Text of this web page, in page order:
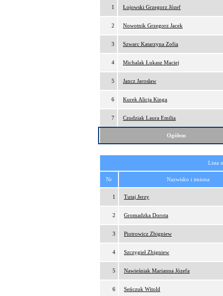
1 Łojowski Grzegorz Józef
2 Nowotnik Grzegorz Jacek
3 Szwarc Katarzyna Zofia
4 Michalak Łukasz Maciej
5 Jancz Jarosław
6 Kurek Alicja Kinga
7 Czudziak Laura Emilia
Ogółem
Lista
Nr Nazwisko i imiona
1 Tutaj Jerzy
2 Gromadzka Dorota
3 Piotrowicz Zbigniew
4 Szczygieł Zbigniew
5 Nawieśniak Marianna Józefa
6 Seńczuk Witold